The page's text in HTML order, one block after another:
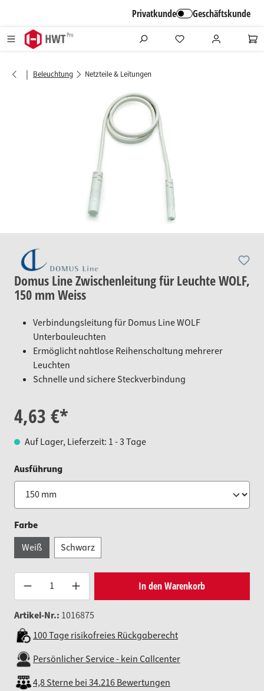
Privatkunde Geschäftskunde
| Beleuchtung Netzteile & Leitungen
Bildergalerie überspringen
Domus Line Zwischenleitung für Leuchte WOLF,
150 mm Weiss
Verbindungsleitung für Domus Line WOLF
Unterbauleuchten
Ermöglicht nahtlose Reihenschaltung mehrerer
Leuchten
Schnelle und sichere Steckverbindung
4,63 €*
Auf Lager, Lieferzeit: 1 - 3 Tage
Ausführungauswählen
Farbeauswählen
Weiß
Schwarz
Produkt Anzahl: Gib den
In den Warenkorb
Artikel-Nr.: 1016875
100 Tage risikofreies Rückgaberecht
Persönlicher Service - kein Callcenter
4,8 Sterne bei 34.216 Bewertungen